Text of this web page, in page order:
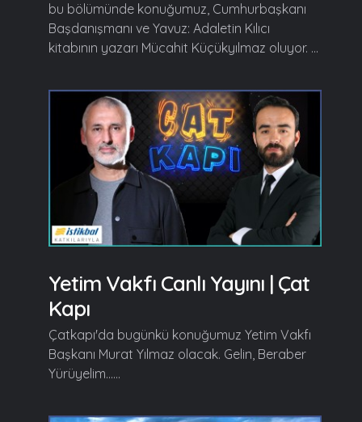
bu bölümünde konuğumuz, Cumhurbaşkanı
Başdanışmanı ve Yavuz: Adaletin Kılıcı
kitabının yazarı Mücahit Küçükyılmaz oluyor. ...
Yetim Vakfı Canlı Yayını | Çat
Kapı
Çatkapı'da bugünkü konuğumuz Yetim Vakfı
Başkanı Murat Yılmaz olacak. Gelin, Beraber
Yürüyelim......